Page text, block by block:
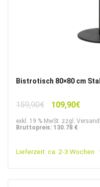
Bistrotisch 80×80 cm
159,90€
Ursprünglicher
war:
109,90€
ist:
exkl. 19 % MwSt. zzgl.
Bruttopreis: 130.78 €
Lieferzeit: ca. 2-3 Wochen